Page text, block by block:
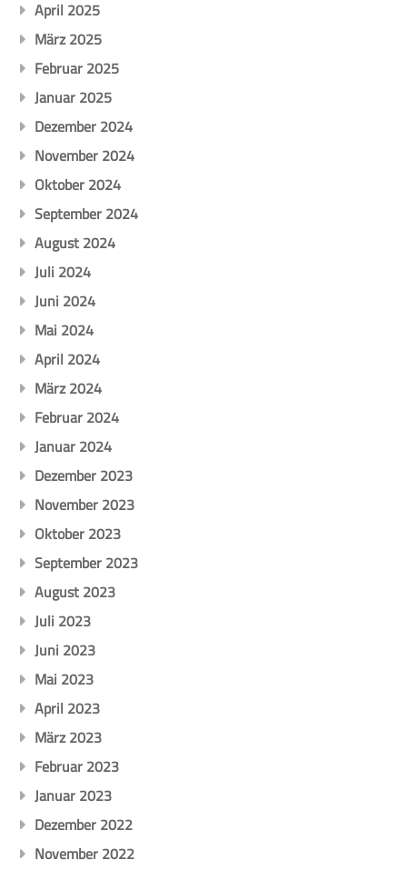
April 2025
März 2025
Februar 2025
Januar 2025
Dezember 2024
November 2024
Oktober 2024
September 2024
August 2024
Juli 2024
Juni 2024
Mai 2024
April 2024
März 2024
Februar 2024
Januar 2024
Dezember 2023
November 2023
Oktober 2023
September 2023
August 2023
Juli 2023
Juni 2023
Mai 2023
April 2023
März 2023
Februar 2023
Januar 2023
Dezember 2022
November 2022